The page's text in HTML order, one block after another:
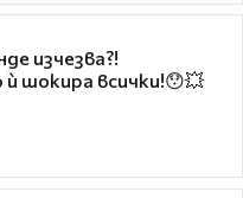
изчезва?!
шокира всички!😯💥